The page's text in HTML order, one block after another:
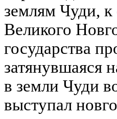
землям Чуди, к
Великого
государства
затянувшаяся
в земли Чуди
выступал